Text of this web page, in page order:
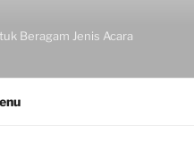
Beragam Jenis Acara